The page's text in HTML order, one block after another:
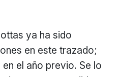
ya ha sido
en este trazado;
el año previo. Se lo